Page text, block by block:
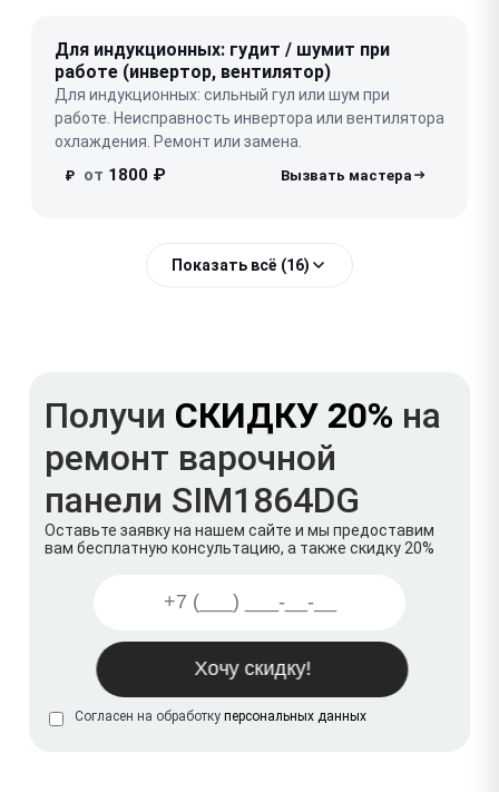
Для индукционных: гудит / шумит при
работе (инвертор, вентилятор)
Для индукционных: сильный гул или шум при
работе. Неисправность инвертора или вентилятора
охлаждения. Ремонт или замена.
₽ от 1800 ₽
Показать всё (16)
Получи СКИДКУ 20% на
ремонт варочной
панели SIM1864DG
Оставьте заявку на нашем сайте и мы предоставим
вам бесплатную консультацию, а также скидку 20%
Согласен на обработку персональных данных